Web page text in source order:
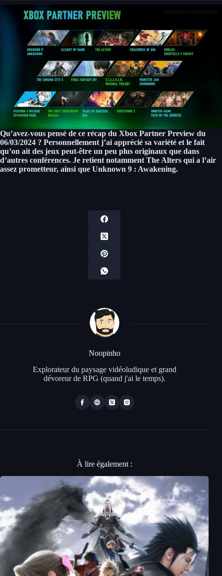
Qu’avez-vous pensé de ce récap du Xbox Partner Preview du
06/03/2024 ? Personnellement j’ai apprécié sa variété et le fait
qu’on ait des jeux peut-être un peu plus originaux que dans
d’autres conférences. Je retient notamment The Alters qui a l’air
assez prometteur, ainsi que Unknown 9 : Awakening.
Noopinho
Explorateur du paysage vidéoludique et grand
dévoreur de RPG (quand j'ai le temps).
À lire également :